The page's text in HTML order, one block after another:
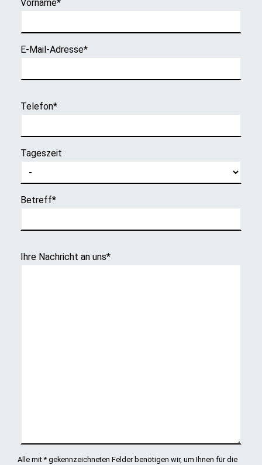
Vorname*
E-Mail-Adresse*
Telefon*
Tageszeit
Betreff*
Ihre Nachricht an uns*
Alle mit * gekennzeichneten Felder benötigen wir, um Ihnen für die